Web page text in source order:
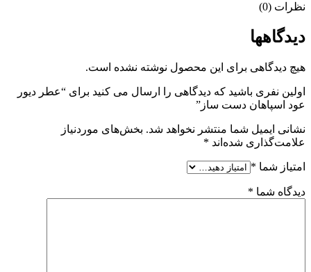
نظرات (0)
دیدگاهها
هیچ دیدگاهی برای این محصول نوشته نشده است.
اولین نفری باشید که دیدگاهی را ارسال می کنید برای “عطر دیور
عود اسپاهان دست ساز”
نشانی ایمیل شما منتشر نخواهد شد. بخش‌های موردنیاز
علامت‌گذاری شده‌اند *
امتیاز شما *
دیدگاه شما *